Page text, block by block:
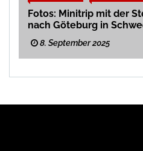
Fotos: Minitrip mit der
nach Göteburg in
8. September 2025